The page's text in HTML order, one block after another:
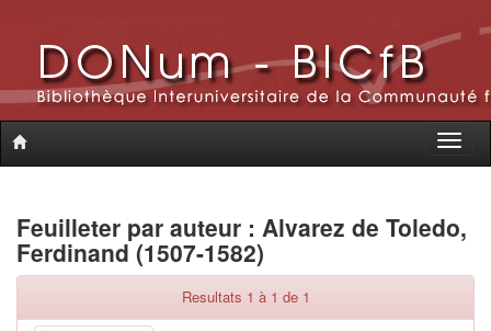
Toggle
Feuilleter par auteur : Alvarez de Toledo,
Ferdinand (1507-1582)
Resultats 1 à 1 de 1